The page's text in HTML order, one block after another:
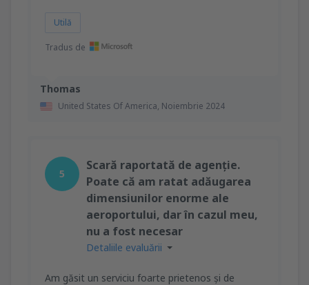
Thomas
United States Of America, Noiembrie 2024
Utilă
Tradus de
5
Scară raportată de agenție.
Poate că am ratat adăugarea
dimensiunilor enorme ale
aeroportului, dar în cazul meu,
nu a fost necesar
Detaliile evaluării
Am găsit un serviciu foarte prietenos și de